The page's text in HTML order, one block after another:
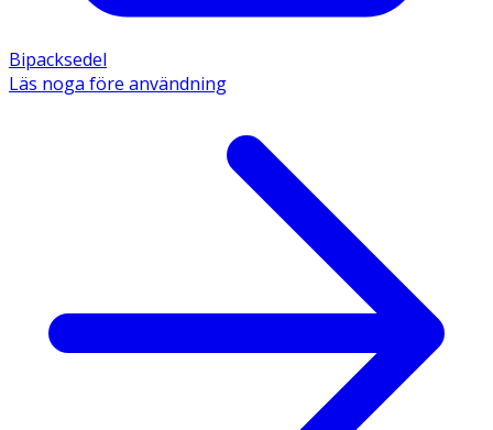
Bipacksedel
Läs noga före användning